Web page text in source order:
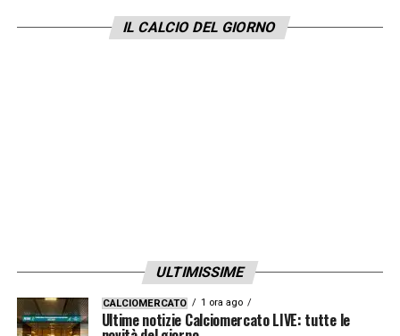
squadra del tecnico ex Juve Antonio
IL CALCIO DEL GIORNO
ULTIMISSIME
CALCIOMERCATO 1 ora ago
Ultime notizie Calciomercato LIVE: tutte le